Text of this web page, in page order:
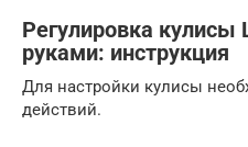
Регулировка
руками: инструкция
Для настройки кулисы
действий.